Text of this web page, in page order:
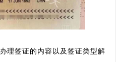
理签证的内容以及签证类型解